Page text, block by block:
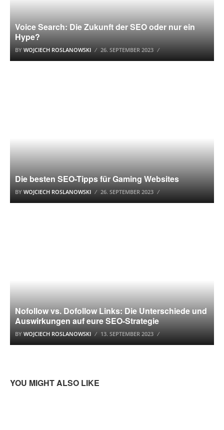
Voice Search: Die Zukunft der SEO oder nur ein
Hype?
BY WOJCIECH ROSLANOWSKI 26. SEPTEMBER 2023
Die besten SEO-Tipps für Gaming Websites
BY WOJCIECH ROSLANOWSKI 26. SEPTEMBER 2023
Nofollow vs. Dofollow Links: Die Unterschiede und
Auswirkungen auf eure SEO-Strategie
BY WOJCIECH ROSLANOWSKI 13. SEPTEMBER 2023
YOU MIGHT ALSO LIKE